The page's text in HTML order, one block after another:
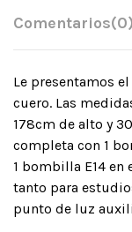
Comentarios(0)
Le presentamos
cuero. Las
178cm de alto y
completa con 1
1 bombilla E14 en
tanto para
punto de luz